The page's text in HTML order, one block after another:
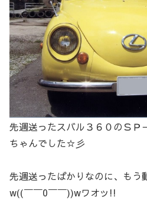
先週送ったスバル３６０のＳＰ
ちゃんでした☆彡
先週送ったばかりなのに、もう
w((￣￣0￣￣))wワオッ!!